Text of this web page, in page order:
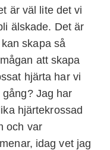
är väl lite det vi
älskade. Det är
skapa så
att skapa
hjärta har vi
Jag har
hjärtekrossad
och var
idag vet jag